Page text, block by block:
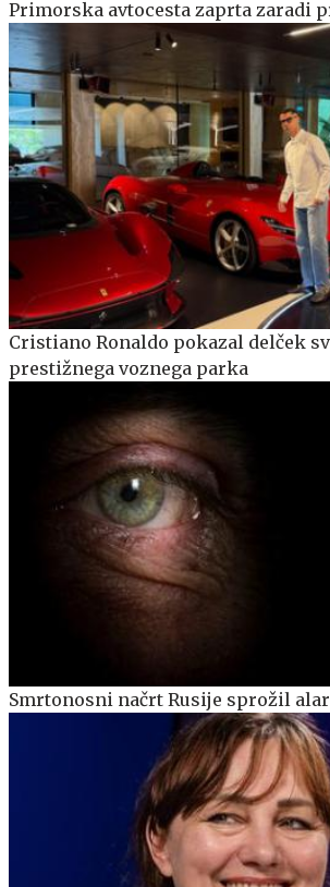
Primorska avtocesta zaprta zaradi
Cristiano Ronaldo pokazal delček
prestižnega voznega parka
Smrtonosni načrt Rusije sprožil